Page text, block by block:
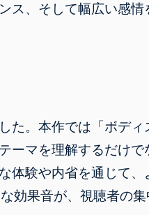
ス、そして幅広い感情
た。本作では「ボディ
ーマを理解するだけで
体験や内省を通じて、
効果音が、視聴者の集